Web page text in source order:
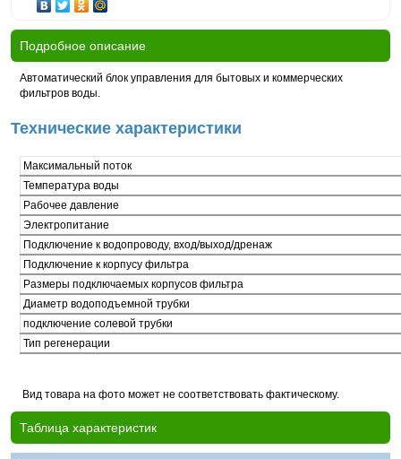
Подробное описание
Автоматический блок управления для бытовых и коммерческих
фильтров воды.
Технические характеристики
Максимальный поток
Температура воды
Рабочее давление
Электропитание
Подключение к водопроводу, вход/выход/дренаж
Подключение к корпусу фильтра
Размеры подключаемых корпусов фильтра
Диаметр водоподъемной трубки
подключение солевой трубки
Тип регенерации
Вид товара на фото может не соответствовать фактическому.
Таблица характеристик